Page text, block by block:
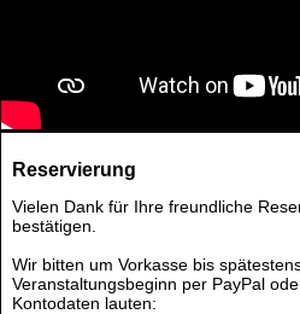
Reservierung
Vielen Dank für Ihre freundliche
bestätigen.
Wir bitten um Vorkasse bis
Veranstaltungsbeginn per PayPal
Kontodaten lauten: